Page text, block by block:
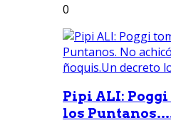
0
Pipi ALI:
los